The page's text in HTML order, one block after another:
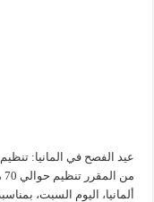
عيد الفصح في المانيا:
ألمانيا، اليوم السبت،